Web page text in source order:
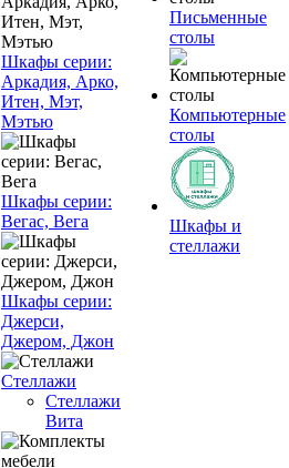
Шкафы серии:
Аркадия, Арко,
Итен, Мэт,
Мэтью
Шкафы серии:
Вегас, Вега
Шкафы серии:
Джерси,
Джером, Джон
Стеллажи
Стеллажи
Вита
Письменные
столы
Компьютерные
столы
Шкафы и
стеллажи